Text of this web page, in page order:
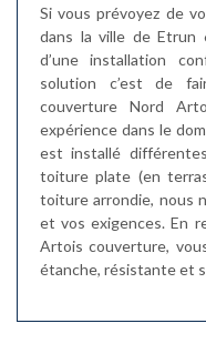
Si vous prévoyez de
dans la ville de Etrun
d’une installation
solution c’est de
couverture Nord
expérience dans le
est installé
toiture plate (en
toiture arrondie, nous
et vos exigences. En
Artois couverture,
étanche, résistante et